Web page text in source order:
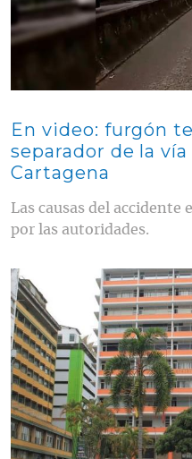
En video: furgón
separador de la
Cartagena
Las causas del
por las autoridades.
Contenido multimedia principal